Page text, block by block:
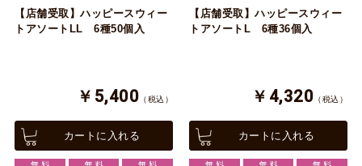
【店舗受取】ハッピースウィー
トアソートLL 6種50個入
￥5,400 （税込）
カートに入れる
【店舗受取】ハッピースウィー
トアソートL 6種36個入
￥4,320 （税込）
カートに入れる